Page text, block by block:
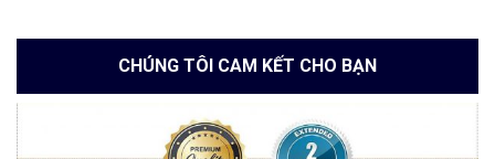
CHÚNG TÔI CAM KẾT CHO BẠN